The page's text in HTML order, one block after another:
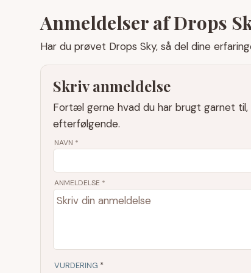
Anmeldelser af Drops
Har du prøvet Drops Sky, så del dine
Skriv anmeldelse
Fortæl gerne hvad du har brugt garnet
efterfølgende.
NAVN *
ANMELDELSE *
VURDERING *